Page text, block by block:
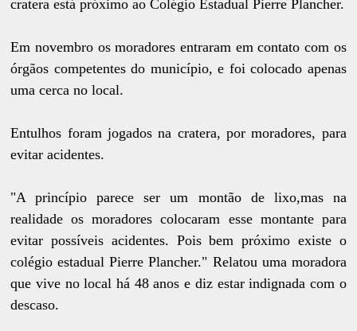
cratera está próximo ao Colégio Estadual Pierre Plancher.
Em novembro os moradores entraram em contato com os
órgãos competentes do município, e foi colocado apenas
uma cerca no local.
Entulhos foram jogados na cratera, por moradores, para
evitar acidentes.
"A princípio parece ser um montão de lixo,mas na
realidade os moradores colocaram esse montante para
evitar possíveis acidentes. Pois bem próximo existe o
colégio estadual Pierre Plancher." Relatou uma moradora
que vive no local há 48 anos e diz estar indignada com o
descaso.